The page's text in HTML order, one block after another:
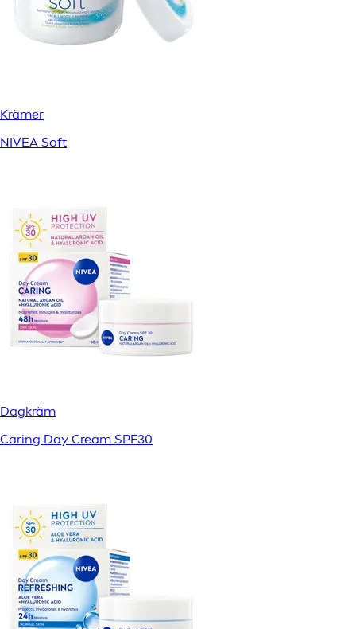
Krämer
NIVEA Soft
Dagkräm
Caring Day Cream SPF30​